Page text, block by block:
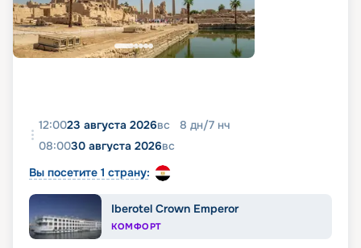
12:0023 августа 2026вс 8 дн/7 нч
08:0030 августа 2026вс
Вы посетите 1 страну:
Iberotel Crown Emperor
КОМФОРТ